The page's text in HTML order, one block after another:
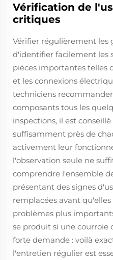
Vérification de
critiques
Vérifier régulièrement les
d'identifier facilement les
pièces importantes telles
et les connexions
techniciens
composants tous les
inspections, il est
suffisamment près de
activement leur
l'observation seule ne
comprendre l'ensemble
présentant des signes
remplacées avant
problèmes plus
se produit si une courroie
forte demande : voilà
l'entretien régulier est